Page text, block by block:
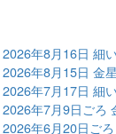
2026年8月16日 細
2026年8月15日 金
2026年7月17日 細
2026年7月9日ごろ
2026年6月20日ご